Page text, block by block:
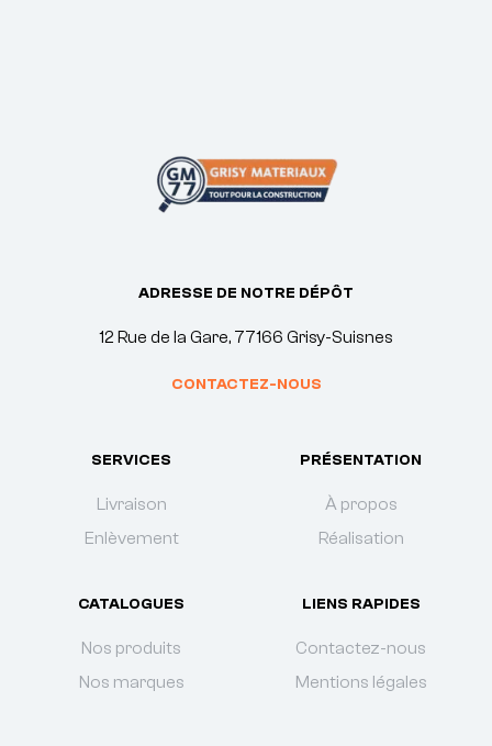
ADRESSE DE NOTRE DÉPÔT
12 Rue de la Gare, 77166 Grisy-Suisnes
CONTACTEZ-NOUS
SERVICES
Livraison
Enlèvement
PRÉSENTATION
À propos
Réalisation
CATALOGUES
Nos produits
Nos marques
LIENS RAPIDES
Contactez-nous
Mentions légales